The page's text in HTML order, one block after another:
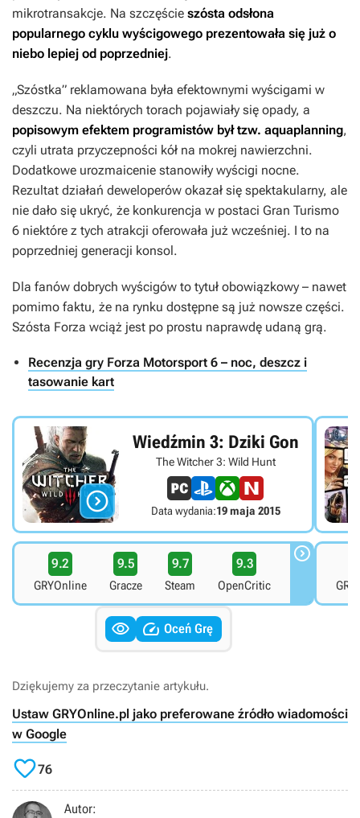
mikrotransakcje. Na szczęście szósta odsłona
popularnego cyklu wyścigowego prezentowała się już o
niebo lepiej od poprzedniej.
„Szóstka” reklamowana była efektownymi wyścigami w
deszczu. Na niektórych torach pojawiały się opady, a
popisowym efektem programistów był tzw. aquaplanning,
czyli utrata przyczepności kół na mokrej nawierzchni.
Dodatkowe urozmaicenie stanowiły wyścigi nocne.
Rezultat działań deweloperów okazał się spektakularny, ale
nie dało się ukryć, że konkurencja w postaci Gran Turismo
6 niektóre z tych atrakcji oferowała już wcześniej. I to na
poprzedniej generacji konsol.
Dla fanów dobrych wyścigów to tytuł obowiązkowy – nawet
pomimo faktu, że na rynku dostępne są już nowsze części.
Szósta Forza wciąż jest po prostu naprawdę udaną grą.
Recenzja gry Forza Motorsport 6 – noc, deszcz i
tasowanie kart

Wiedźmin 3: Dziki Gon
The Witcher 3: Wild Hunt
Data wydania:19 maja 2015
9.2
GRYOnline
9.5
Gracze
9.7
Steam
9.3
OpenCritic

  Oceń Grę
Dziękujemy za przeczytanie artykułu.
Ustaw GRYOnline.pl jako preferowane źródło wiadomości
w Google
76
Autor: